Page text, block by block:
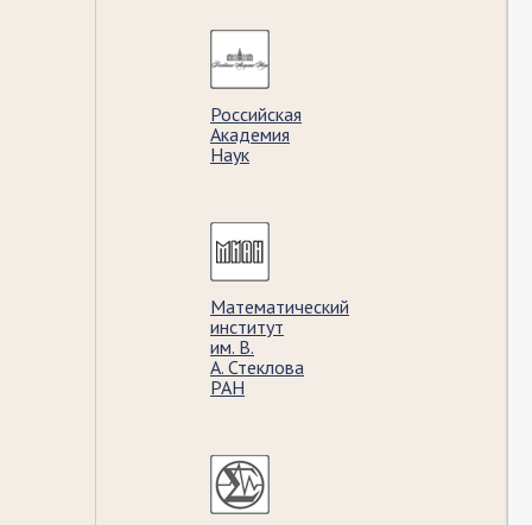
Российская
Академия
Наук
Математический
институт
им. В.
А. Стеклова
РАН